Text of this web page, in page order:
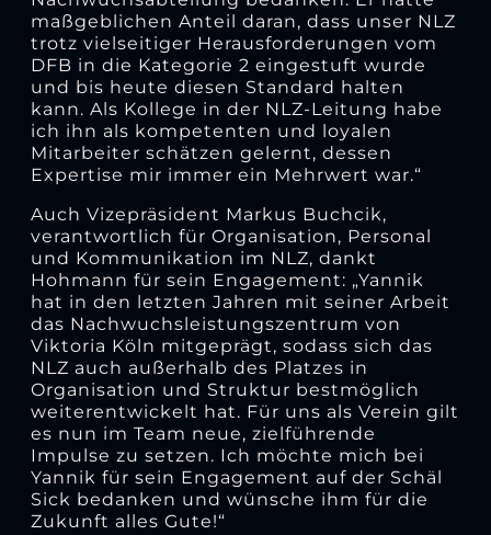
maßgeblichen Anteil daran, dass unser NLZ
trotz vielseitiger Herausforderungen vom
DFB in die Kategorie 2 eingestuft wurde
und bis heute diesen Standard halten
kann. Als Kollege in der NLZ-Leitung habe
ich ihn als kompetenten und loyalen
Mitarbeiter schätzen gelernt, dessen
Expertise mir immer ein Mehrwert war.“
Auch Vizepräsident Markus Buchcik,
verantwortlich für Organisation, Personal
und Kommunikation im NLZ, dankt
Hohmann für sein Engagement: „Yannik
hat in den letzten Jahren mit seiner Arbeit
das Nachwuchsleistungszentrum von
Viktoria Köln mitgeprägt, sodass sich das
NLZ auch außerhalb des Platzes in
Organisation und Struktur bestmöglich
weiterentwickelt hat. Für uns als Verein gilt
es nun im Team neue, zielführende
Impulse zu setzen. Ich möchte mich bei
Yannik für sein Engagement auf der Schäl
Sick bedanken und wünsche ihm für die
Zukunft alles Gute!“